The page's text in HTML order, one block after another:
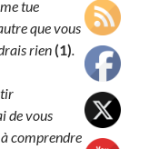
tue
que vous
rien(1).
de vous
comprendre